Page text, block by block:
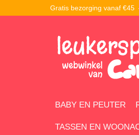
Gratis bezorging vanaf
BABY EN PEUTER
TASSEN EN